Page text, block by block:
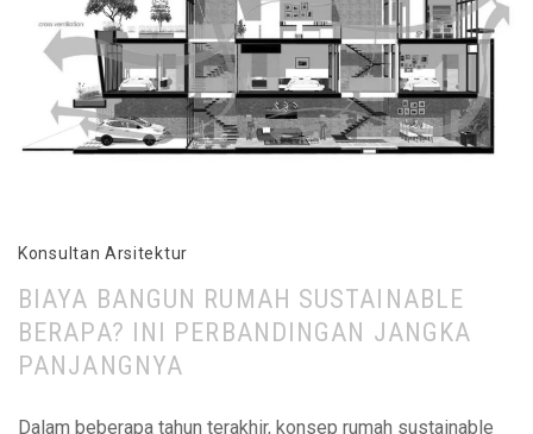
Konsultan Arsitektur
BIAYA BANGUN RUMAH SUSTAINABLE
BERAPA? INI PERBANDINGAN JANGKA
PANJANGNYA
Dalam beberapa tahun terakhir, konsep rumah sustainable